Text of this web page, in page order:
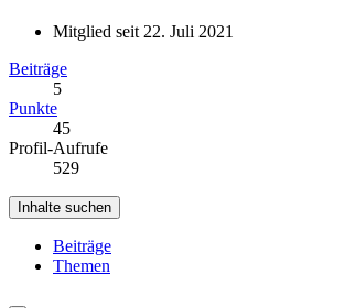
Mitglied seit 22. Juli 2021
Beiträge
5
Punkte
45
Profil-Aufrufe
529
Inhalte suchen
Beiträge
Themen